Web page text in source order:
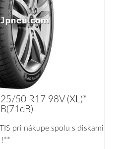
50 R17 98V (XL)*
pri nákupe spolu s diskami
!**